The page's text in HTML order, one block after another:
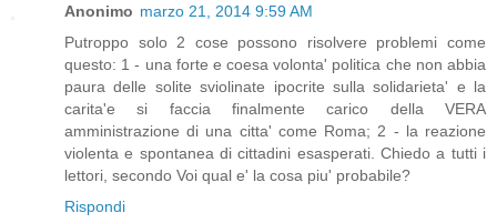
Anonimo marzo 21, 2014 9:59 AM
Putroppo solo 2 cose possono risolvere problemi come
questo: 1 - una forte e coesa volonta' politica che non abbia
paura delle solite sviolinate ipocrite sulla solidarieta' e la
carita'e si faccia finalmente carico della VERA
amministrazione di una citta' come Roma; 2 - la reazione
violenta e spontanea di cittadini esasperati. Chiedo a tutti i
lettori, secondo Voi qual e' la cosa piu' probabile?
Rispondi